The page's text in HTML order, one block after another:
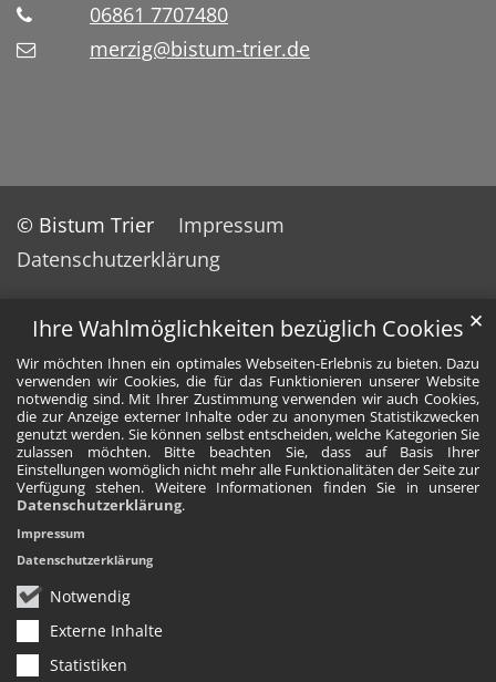
Ihre Wahlmöglichkeiten bezüglich Cookies
Wir möchten Ihnen ein optimales Webseiten-Erlebnis zu bieten. Dazu
verwenden wir Cookies, die für das Funktionieren unserer Website
notwendig sind. Mit Ihrer Zustimmung verwenden wir auch Cookies,
die zur Anzeige externer Inhalte oder zu anonymen Statistikzwecken
genutzt werden. Sie können selbst entscheiden, welche Kategorien Sie
zulassen möchten. Bitte beachten Sie, dass auf Basis Ihrer
Einstellungen womöglich nicht mehr alle Funktionalitäten der Seite zur
Verfügung stehen. Weitere Informationen finden Sie in unserer
Datenschutzerklärung.
Notwendig
Externe Inhalte
Statistiken
✕
Impressum
Datenschutzerklärung
06861 7707480
merzig@bistum-trier.de
© Bistum Trier
Impressum
Datenschutzerklärung